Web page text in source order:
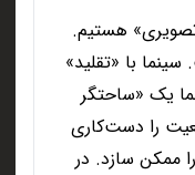
هستیم.
با «تقلید»
یک «ساحتگر
را دست‌کاری
ممکن سازد. در